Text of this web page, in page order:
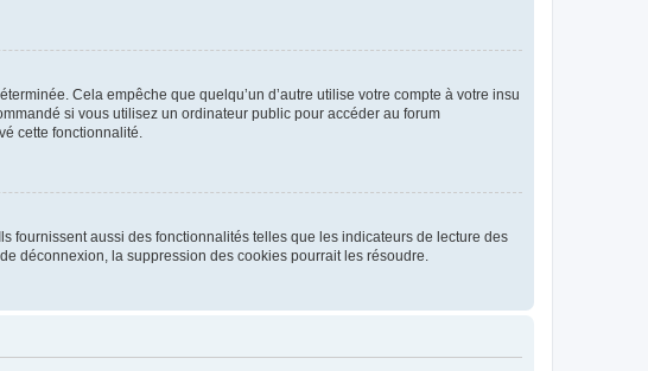
Cela empêche que quelqu’un d’autre utilise votre compte à votre insu
si vous utilisez un ordinateur public pour accéder au forum
cette fonctionnalité.
fournissent aussi des fonctionnalités telles que les indicateurs de lecture des
déconnexion, la suppression des cookies pourrait les résoudre.